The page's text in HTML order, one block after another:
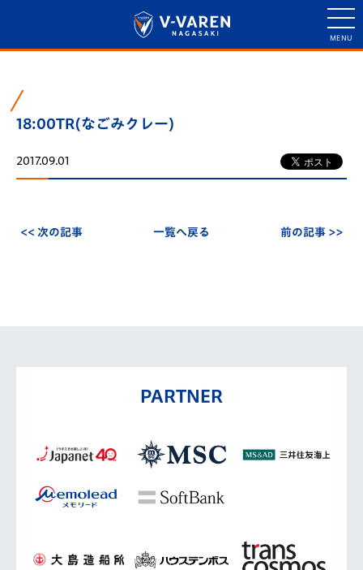
18:00TR(なごみクレー)
2017.09.01
<< 次の記事 一覧へ戻る 前の記事 >>
PARTNER